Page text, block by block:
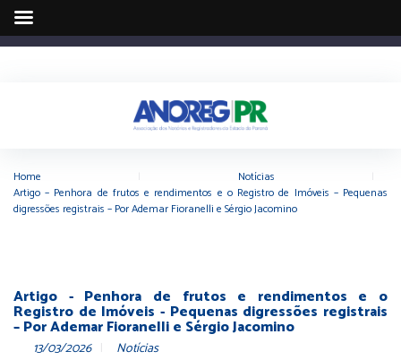
Home Notícias
Artigo – Penhora de frutos e rendimentos e o Registro de Imóveis – Pequenas
digressões registrais – Por Ademar Fioranelli e Sérgio Jacomino
Artigo - Penhora de frutos e rendimentos e o
Registro de Imóveis - Pequenas digressões registrais
– Por Ademar Fioranelli e Sérgio Jacomino
13/03/2026 Notícias